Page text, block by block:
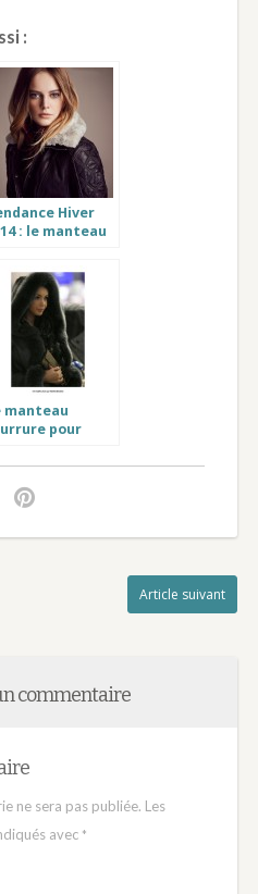
:
Hiver
: le manteau
blouson col
manteau
pour
Benattia :
PARIS OX
Article suivant
commentaire
ne sera pas publiée. Les
avec *